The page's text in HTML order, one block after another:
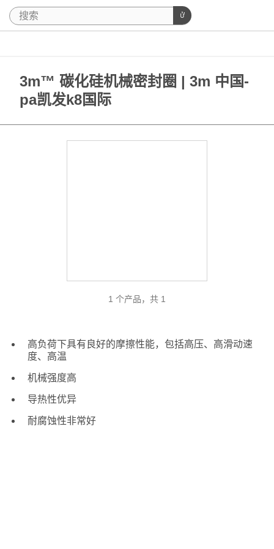
3m™ 碳化硅机械密封圈 | 3m 中国-
pa凯发k8国际
1 个产品，共 1
高负荷下具有良好的摩擦性能，包括高压、高滑动速
度、高温
机械强度高
导热性优异
耐腐蚀性非常好